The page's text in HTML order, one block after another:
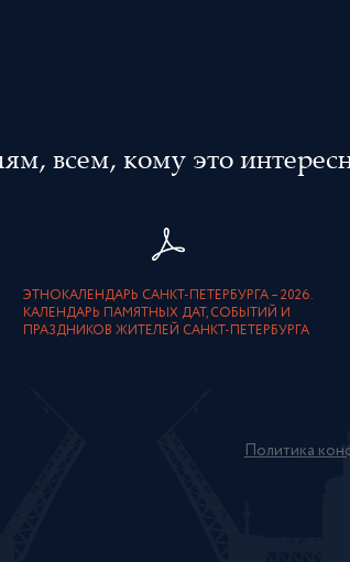
всем, кому это
ЭТНОКАЛЕНДАРЬ САНКТ-ПЕТЕРБУРГА – 2026.
КАЛЕНДАРЬ ПАМЯТНЫХ ДАТ, СОБЫТИЙ И
ПРАЗДНИКОВ ЖИТЕЛЕЙ САНКТ-ПЕТЕРБУРГА
Политика